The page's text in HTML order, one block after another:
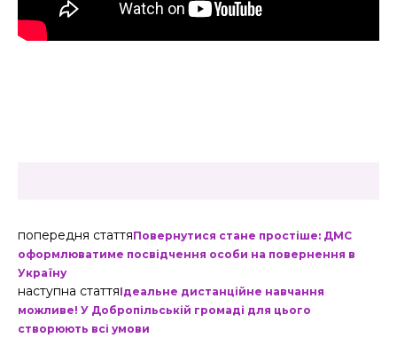
попередня статтяПовернутися стане простіше: ДМС
оформлюватиме посвідчення особи на повернення в
Україну
наступна статтяІдеальне дистанційне навчання
можливе! У Добропільській громаді для цього
створюють всі умови